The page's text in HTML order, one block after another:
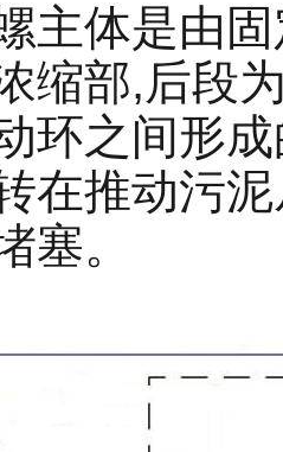
主体是由
缩部,后段
环之间形
在推动污
塞。